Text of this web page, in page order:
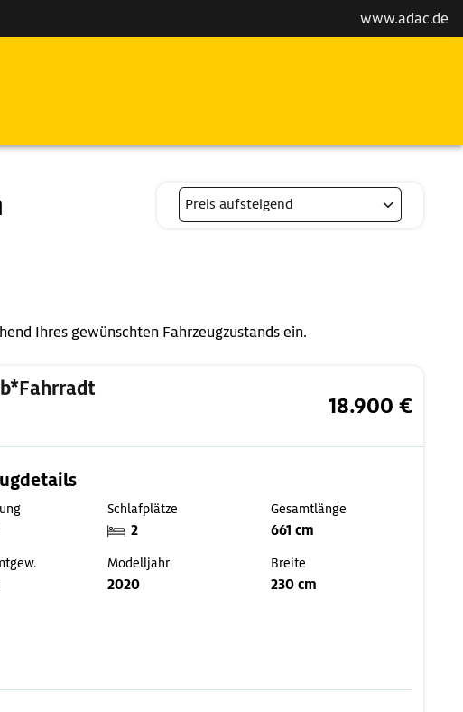
www.adac.de
Ihres gewünschten Fahrzeugzustands ein.
18.900 €
Schlafplätze
2
Gesamtlänge
661 cm
Modelljahr
2020
Breite
230 cm